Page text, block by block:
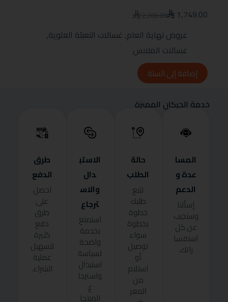
2,200.00
1,749.00
عروض نهاية العام, غسالات التعبئة العلوية,
غسالات الملابس
إضافة إلى السلة
خدمة الحركان المميزة
المسا
عدة و
الدعم
إسألنا
وسنجيب
عن كل
استفسا
راتك.
حالة
الطلب
تتبع
طلبك
خطوة
بخطوة
سواء
توصيل
أو
استلام
من
المعر
الاستب
دال
والاس
ترجاع
استمتع
بخدمة
واضحة
لسياسة
استبدال
واسترجا
ع
المنتجا
طرق
الدفع
احصل
على
طرق
دفع
كثيرة
لتسهيل
عملية
الشراء.